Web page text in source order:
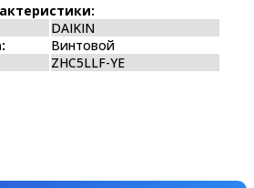
DAIKIN
Винтовой
ZHC5LLF-YE